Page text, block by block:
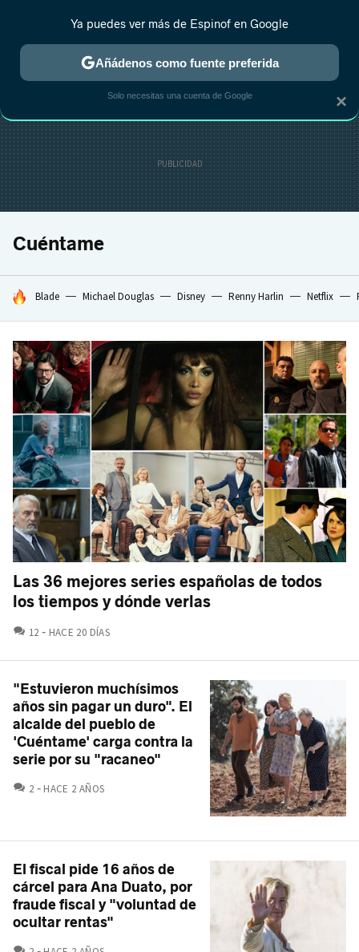
ESTRENOS REALITY ANIME RANKINGS CINE
Cuéntame
HOY SE HABLA DE
Blade Michael Douglas Disney Renny Harlin Netflix
Las 36 mejores series españolas de todos
los tiempos y dónde verlas
12 COMENTARIOS
HACE 20 DÍAS
"Estuvieron muchísimos
años sin pagar un duro". El
alcalde del pueblo de
'Cuéntame' carga contra la
serie por su "racaneo"
2 COMENTARIOS
HACE 2 AÑOS
El fiscal pide 16 años de
cárcel para Ana Duato, por
fraude fiscal y "voluntad de
ocultar rentas"
COMENTARIOS
×
Ya puedes ver más de Espinof en Google
Añádenos como fuente preferida
Solo necesitas una cuenta de Google